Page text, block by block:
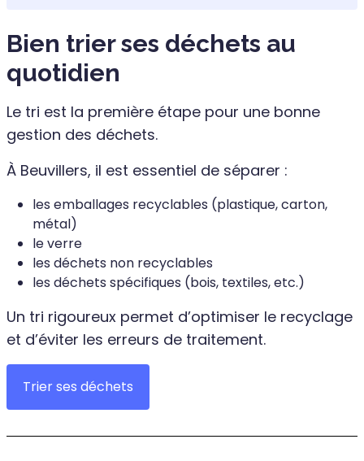
Bien trier ses déchets au
quotidien
Le tri est la première étape pour une bonne
gestion des déchets.
À Beuvillers, il est essentiel de séparer :
les emballages recyclables (plastique, carton,
métal)
le verre
les déchets non recyclables
les déchets spécifiques (bois, textiles, etc.)
Un tri rigoureux permet d’optimiser le recyclage
et d’éviter les erreurs de traitement.
Trier ses déchets